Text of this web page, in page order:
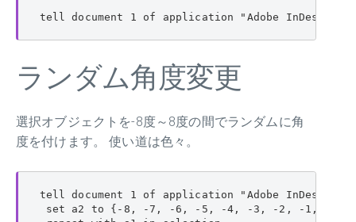
tell document 1 of application "Adobe InDesign
ランダム角度変更
選択オブジェクトを-8度～8度の間でランダムに角
度を付けます。 使い道は色々。
tell document 1 of application "Adobe InDesign
set a2 to {-8, -7, -6, -5, -4, -3, -2, -1, 1,